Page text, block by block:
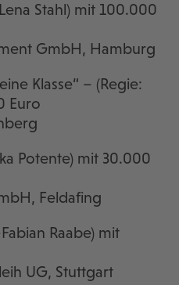
Stahl) mit 100.000
GmbH, Hamburg
Klasse“ – (Regie:
Euro
Potente) mit 30.000
Feldafing
Raabe) mit
UG, Stuttgart